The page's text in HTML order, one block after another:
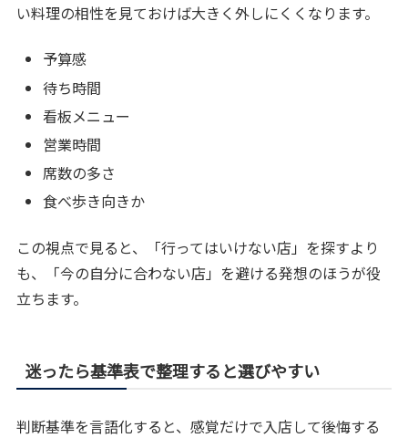
い料理の相性を見ておけば大きく外しにくくなります。
予算感
待ち時間
看板メニュー
営業時間
席数の多さ
食べ歩き向きか
この視点で見ると、「行ってはいけない店」を探すより
も、「今の自分に合わない店」を避ける発想のほうが役
立ちます。
迷ったら基準表で整理すると選びやすい
判断基準を言語化すると、感覚だけで入店して後悔する